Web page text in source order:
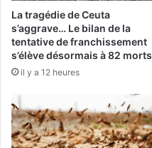
La tragédie de Ceuta
s’aggrave… Le bilan de la
tentative de franchissement
s’élève désormais à 82 morts
il y a 12 heures